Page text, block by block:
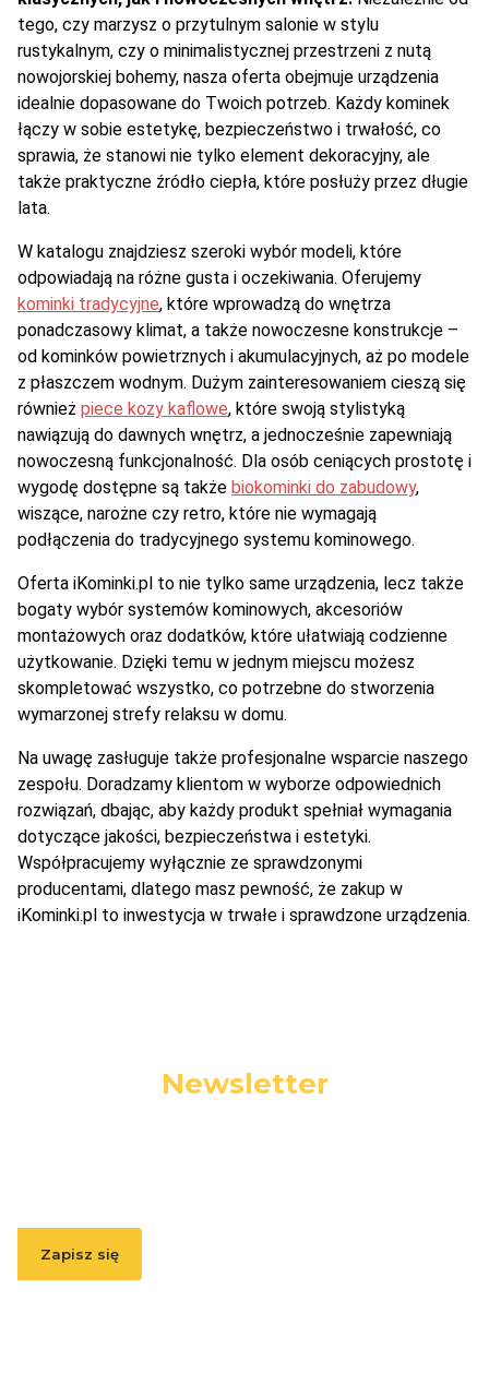
tego, czy marzysz o przytulnym salonie w stylu
rustykalnym, czy o minimalistycznej przestrzeni z nutą
nowojorskiej bohemy, nasza oferta obejmuje urządzenia
idealnie dopasowane do Twoich potrzeb. Każdy kominek
łączy w sobie estetykę, bezpieczeństwo i trwałość, co
sprawia, że stanowi nie tylko element dekoracyjny, ale
także praktyczne źródło ciepła, które posłuży przez długie
lata.
W katalogu znajdziesz szeroki wybór modeli, które
odpowiadają na różne gusta i oczekiwania. Oferujemy
kominki tradycyjne, które wprowadzą do wnętrza
ponadczasowy klimat, a także nowoczesne konstrukcje –
od kominków powietrznych i akumulacyjnych, aż po modele
z płaszczem wodnym. Dużym zainteresowaniem cieszą się
również piece kozy kaflowe, które swoją stylistyką
nawiązują do dawnych wnętrz, a jednocześnie zapewniają
nowoczesną funkcjonalność. Dla osób ceniących prostotę i
wygodę dostępne są także biokominki do zabudowy,
wiszące, narożne czy retro, które nie wymagają
podłączenia do tradycyjnego systemu kominowego.
Oferta iKominki.pl to nie tylko same urządzenia, lecz także
bogaty wybór systemów kominowych, akcesoriów
montażowych oraz dodatków, które ułatwiają codzienne
użytkowanie. Dzięki temu w jednym miejscu możesz
skompletować wszystko, co potrzebne do stworzenia
wymarzonej strefy relaksu w domu.
Na uwagę zasługuje także profesjonalne wsparcie naszego
zespołu. Doradzamy klientom w wyborze odpowiednich
rozwiązań, dbając, aby każdy produkt spełniał wymagania
dotyczące jakości, bezpieczeństwa i estetyki.
Współpracujemy wyłącznie ze sprawdzonymi
producentami, dlatego masz pewność, że zakup w
iKominki.pl to inwestycja w trwałe i sprawdzone urządzenia.
Newsletter
Zapisz się